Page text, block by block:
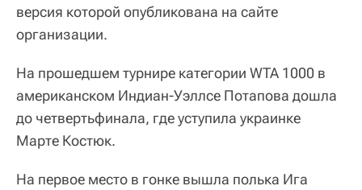
версия которой опубликована на сайте
организации.
На прошедшем турнире категории WTA 1000 в
американском Индиан-Уэллсе Потапова дошла
до четвертьфинала, где уступила украинке
Марте Костюк.
На первое место в гонке вышла полька Ига